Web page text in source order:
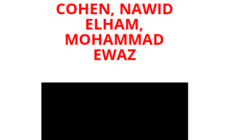
COHEN, NAWID
ELHAM,
MOHAMMAD
EWAZ